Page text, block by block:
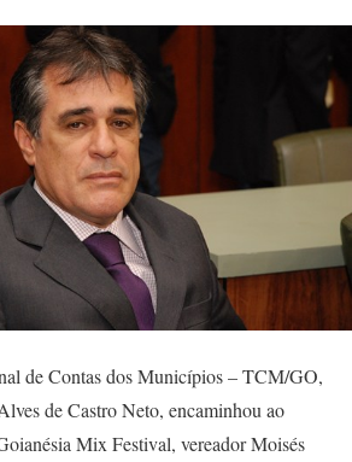
de Contas dos Municípios – TCM/GO,
de Castro Neto, encaminhou ao
Mix Festival, vereador Moisés